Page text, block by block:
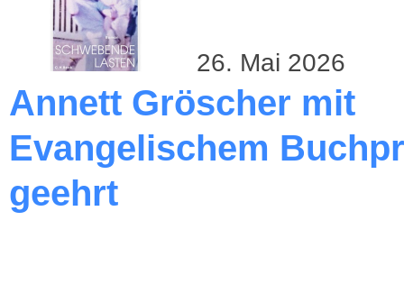
26. Mai 2026
Annett Gröscher mit
Evangelischem
geehrt